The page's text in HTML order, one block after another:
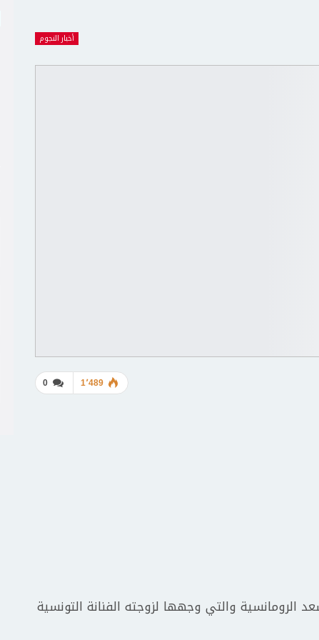
أخبار النجوم
0 1٬489
والتي وجهها لزوجته الفنانة التونسية